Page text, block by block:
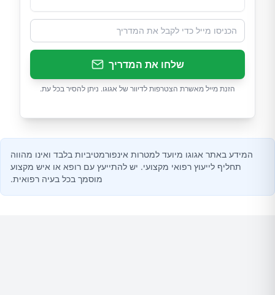
שלחו את המדריך
הזנת מייל מאשרת הצטרפות לדיוור של אגוגו. ניתן להסיר בכל עת.
המידע באתר אגוגו מיועד למטרות אינפורמטיביות בלבד ואינו מהווה
תחליף לייעוץ רפואי מקצועי. יש להתייעץ עם רופא או איש מקצוע
מוסמך בכל בעיה רפואית.